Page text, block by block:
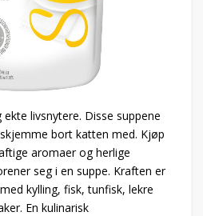
livsnytere. Disse suppene
bort katten med. Kjøp
aromaer og herlige
seg i en suppe. Kraften er
kylling, fisk, tunfisk, lekre
En kulinarisk